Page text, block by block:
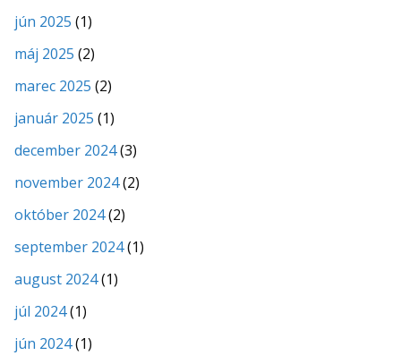
jún 2025 (1)
máj 2025 (2)
marec 2025 (2)
január 2025 (1)
december 2024(3)
november 2024(2)
október 2024(2)
september 2024(1)
august 2024(1)
júl 2024(1)
jún 2024(1)